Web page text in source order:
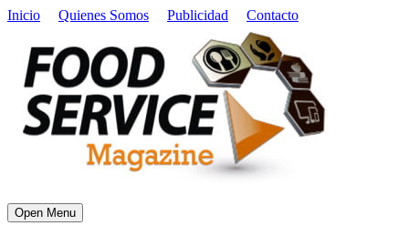
Inicio Quienes Somos Publicidad Contacto
Open Menu